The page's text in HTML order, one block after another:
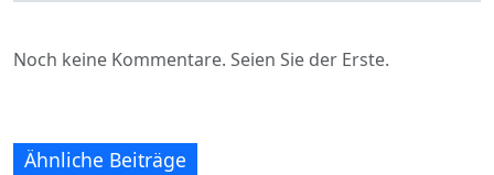
Noch keine Kommentare. Seien Sie der Erste.
Ähnliche Beiträge